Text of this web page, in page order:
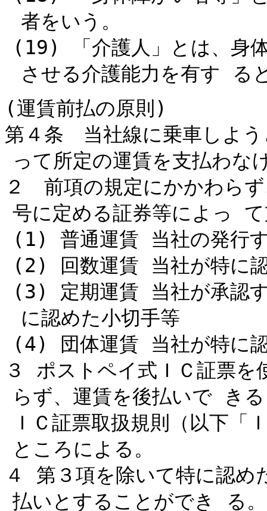
者をいう。
(19) 「介護人」とは、身
させる介護能力を有す る
(運賃前払の原則)
第４条 当社線に乗車しよ
って所定の運賃を支払わな
２ 前項の規定にかかわら
号に定める証券等によっ
(1) 普通運賃 当社の発行
(2) 回数運賃 当社が特に
(3) 定期運賃 当社が承認
に認めた小切手等
(4) 団体運賃 当社が特に
３ ポストペイ式ＩＣ証票を
らず、運賃を後払いで き
ＩＣ証票取扱規則（以下「
ところによる。
４ 第３項を除いて特に認め
払いとすることができ る。